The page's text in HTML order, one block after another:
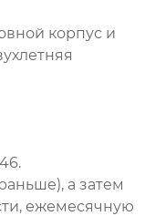
корпус и
а затем
ежемесячную